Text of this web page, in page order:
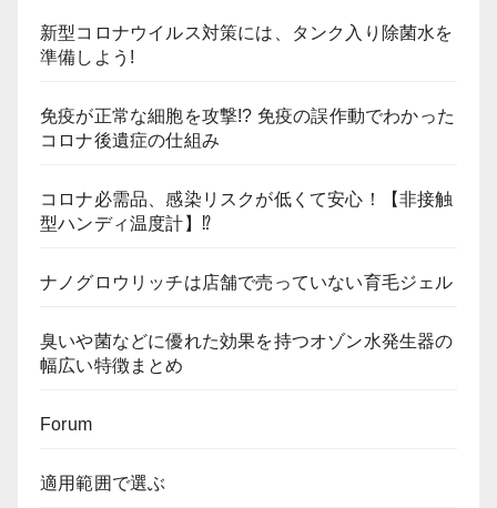
新型コロナウイルス対策には、タンク入り除菌水を
準備しよう!
免疫が正常な細胞を攻撃!? 免疫の誤作動でわかった
コロナ後遺症の仕組み
コロナ必需品、感染リスクが低くて安心！【非接触
型ハンディ温度計】⁉
ナノグロウリッチは店舗で売っていない育毛ジェル
臭いや菌などに優れた効果を持つオゾン水発生器の
幅広い特徴まとめ
Forum
適用範囲で選ぶ